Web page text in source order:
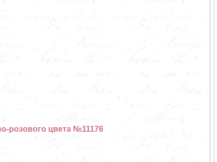
розового цвета №11176